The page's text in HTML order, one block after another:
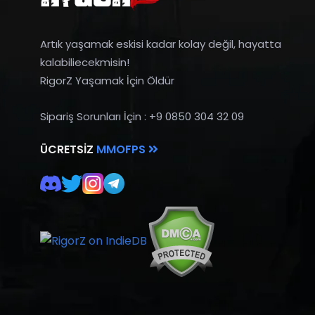
Artık yaşamak eskisi kadar kolay değil, hayatta
kalabiliecekmisin!
RigorZ Yaşamak İçin Öldür
Sipariş Sorunları İçin : +9 0850 304 32 09
ÜCRETSIZ MMOFPS